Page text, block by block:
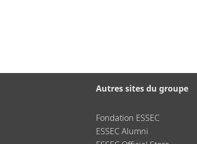
Autres sites du groupe
Fondation ESSEC
ESSEC Alumni